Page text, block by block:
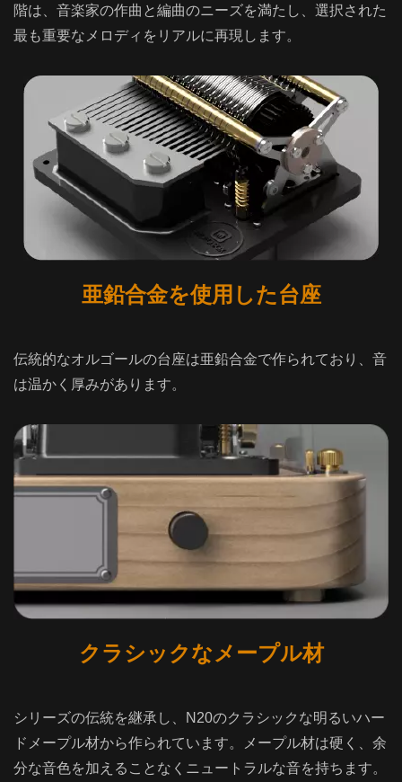
階は、音楽家の作曲と編曲のニーズを満たし、選択された
最も重要なメロディをリアルに再現します。
亜鉛合金を使用した台座
伝統的なオルゴールの台座は亜鉛合金で作られており、音
は温かく厚みがあります。
クラシックなメープル材
シリーズの伝統を継承し、N20のクラシックな明るいハー
ドメープル材から作られています。メープル材は硬く、余
分な音色を加えることなくニュートラルな音を持ちます。